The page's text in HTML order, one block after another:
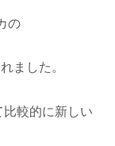
の
ました。
較的に新しい